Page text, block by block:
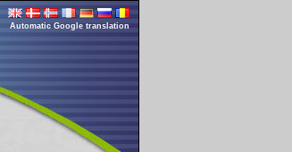
Automatic Google translation